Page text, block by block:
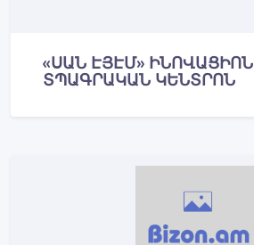
«ՍԱՆ ԷՅԷՄ» ԻՆՈՎԱՑԻՈՆ
ՏՊԱԳՐԱԿԱՆ ԿԵՆՏՐՈՆ